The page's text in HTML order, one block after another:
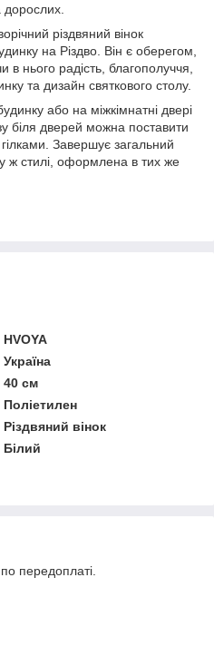
дорослих.
різдвяний вінок
на Різдво. Він є оберегом,
нього радість, благополуччя,
та дизайн святкового столу.
або на міжкімнатні двері
біля дверей можна поставити
Завершує загальний
ж стилі, оформлена в тих же
HVOYA
Україна
40 см
Поліетилен
Різдвяний вінок
Білий
передоплаті.